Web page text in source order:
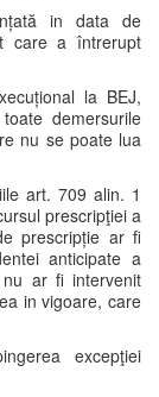
in data de
care a întrerupt
la BEJ,
demersurile
nu se poate lua
art. 709 alin. 1
prescripţiei a
prescripție ar fi
anticipate a
ar fi intervenit
in vigoare, care
excepţiei